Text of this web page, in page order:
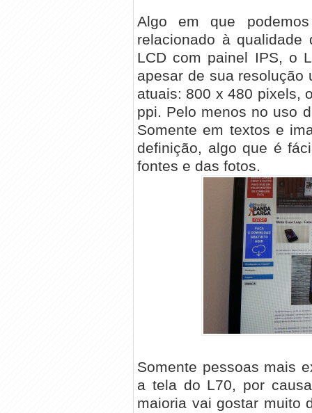
Algo em que
relacionado à
LCD com painel IPS, o
apesar de sua resolução
atuais: 800 x 480 pixels,
ppi. Pelo menos no uso
Somente em textos e
definição, algo que é
fontes e das fotos.
Somente pessoas mais
a tela do L70, por
maioria vai gostar muito